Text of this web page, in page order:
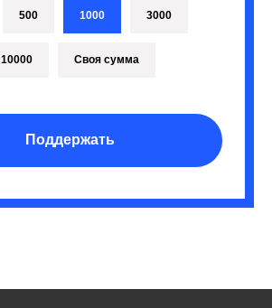
500 1000 3000
10000 Своя сумма
Поддержать